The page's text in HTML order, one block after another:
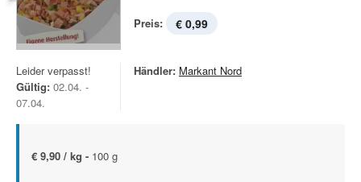
Preis: € 0,99
Leider verpasst!
Gültig: 02.04. -
07.04.
Händler: Markant Nord
€ 9,90 / kg - 100 g